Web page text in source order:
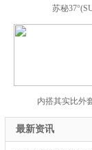
苏秘
内搭其实比外
最新资讯